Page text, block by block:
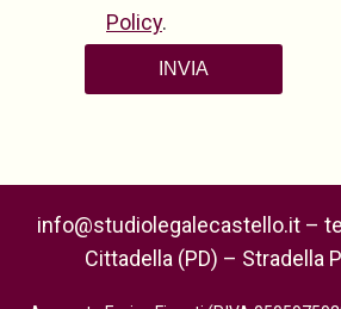
Policy.
info@studiolegalecastello.it –
Cittadella (PD) – Stradella